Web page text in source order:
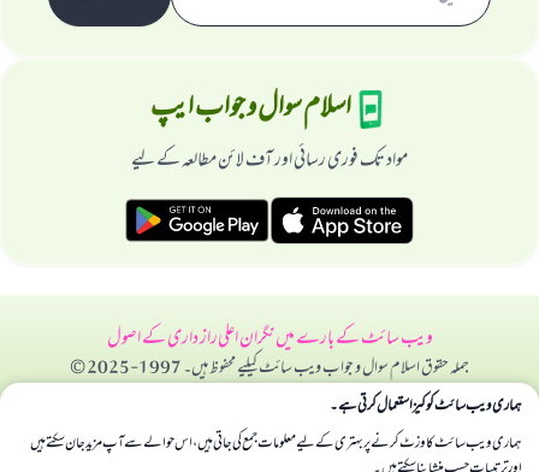
اسلام سوال و جواب ایپ
مواد تک فوری رسائی اور آف لائن مطالعہ کے لیے
ویب سائٹ کے بارے میںنگران اعلیراز داری کے اصول
جملہ حقوق اسلام سوال و جواب ویب سائٹ کیلیے محفوظ ہیں۔ 1997-2025 ©
ہماری ویب سائٹ کوکیز استعمال کرتی ہے۔
ہماری ویب سائٹ کا وزٹ کرنے پر بہتری کے لیے معلومات جمع کی جاتی ہیں، اس حوالے سے آپ مزید جان سکتے ہیں